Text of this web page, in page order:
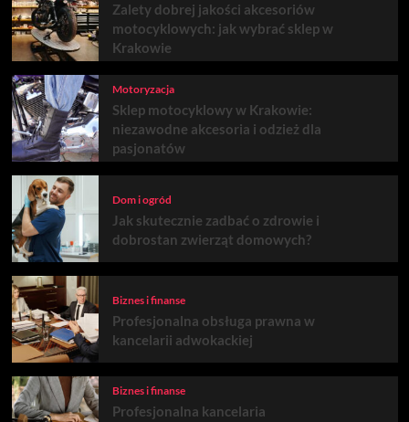
Zalety dobrej jakości akcesoriów
motocyklowych: jak wybrać sklep w
Krakowie
Motoryzacja
Sklep motocyklowy w Krakowie:
niezawodne akcesoria i odzież dla
pasjonatów
Dom i ogród
Jak skutecznie zadbać o zdrowie i
dobrostan zwierząt domowych?
Biznes i finanse
Profesjonalna obsługa prawna w
kancelarii adwokackiej
Biznes i finanse
Profesjonalna kancelaria